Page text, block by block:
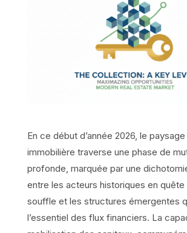
En ce début d’année 2026, le paysage
immobilière traverse une phase de
profonde, marquée par une
entre les acteurs historiques en
souffle et les structures émergentes
l’essentiel des flux financiers. La